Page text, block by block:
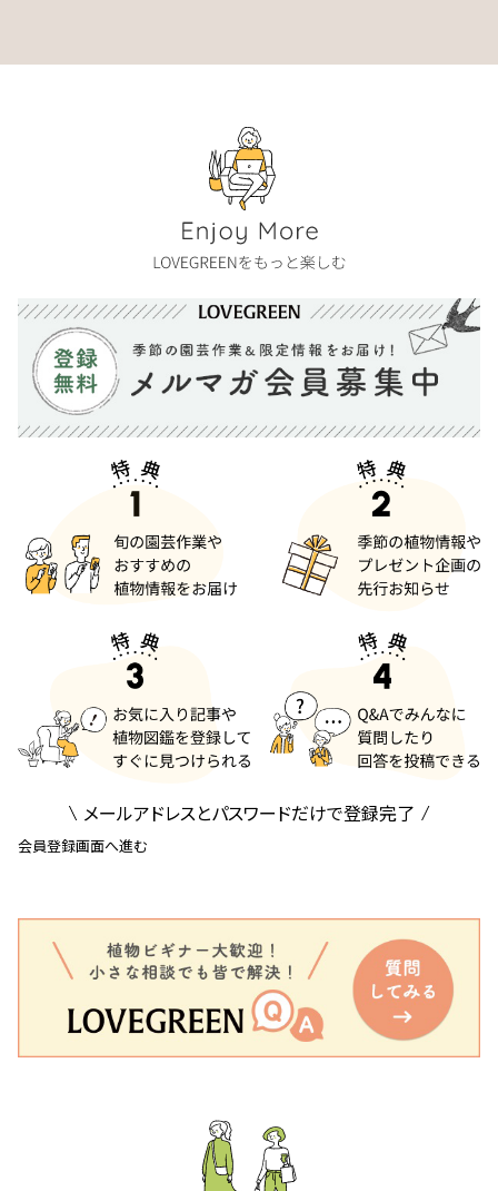
メールアドレスとパスワードだけで登録完了
会員登録画面へ進む